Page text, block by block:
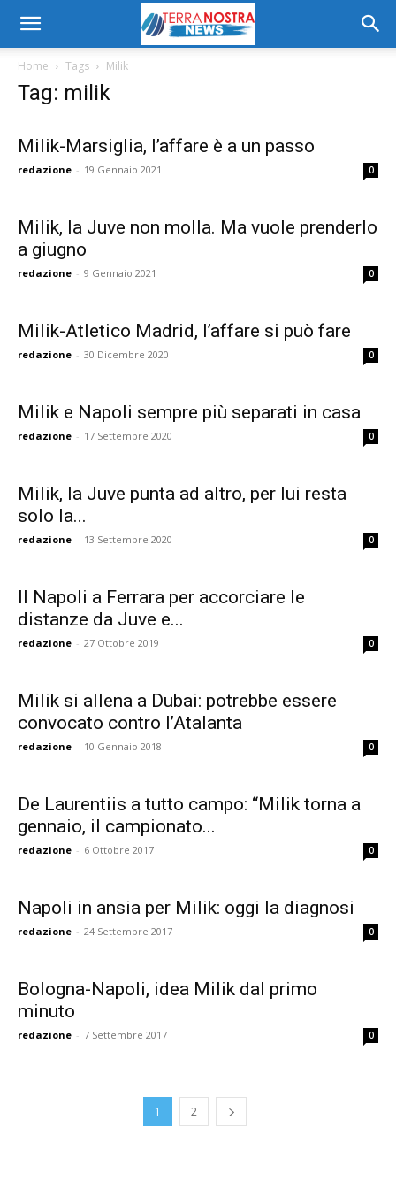
Home Tags Milik
Tag: milik
Milik-Marsiglia, l’affare è a un passo
redazione - 19 Gennaio 2021 0
Milik, la Juve non molla. Ma vuole prenderlo
a giugno
redazione - 9 Gennaio 2021 0
Milik-Atletico Madrid, l’affare si può fare
redazione - 30 Dicembre 2020 0
Milik e Napoli sempre più separati in casa
redazione - 17 Settembre 2020 0
Milik, la Juve punta ad altro, per lui resta
solo la...
redazione - 13 Settembre 2020 0
Il Napoli a Ferrara per accorciare le
distanze da Juve e...
redazione - 27 Ottobre 2019 0
Milik si allena a Dubai: potrebbe ​essere
convocato contro l’Atalanta
redazione - 10 Gennaio 2018 0
De Laurentiis a tutto campo: “Milik torna a
gennaio, il campionato...
redazione - 6 Ottobre 2017 0
Napoli in ansia per Milik: oggi la diagnosi
redazione - 24 Settembre 2017 0
Bologna-Napoli, idea Milik dal primo
minuto
redazione - 7 Settembre 2017 0
1 2